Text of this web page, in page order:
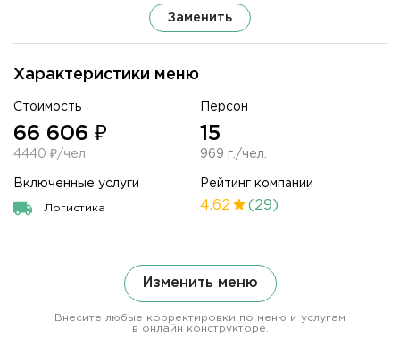
Характеристики меню
Стоимость
66 606 ₽
4440 ₽/чел
Персон
15
969 г./чел.
Включенные услуги
Логистика
Рейтинг компании
4.62 (29)
Изменить меню
Внесите любые корректировки по меню и услугам
в онлайн конструкторе.
Заменить